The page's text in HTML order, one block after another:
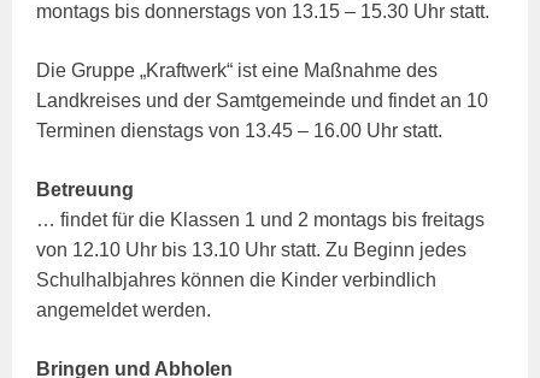
montags bis donnerstags von 13.15 – 15.30 Uhr statt.
Die Gruppe „Kraftwerk“ ist eine Maßnahme des
Landkreises und der Samtgemeinde und findet an 10
Terminen dienstags von 13.45 – 16.00 Uhr statt.
Betreuung
… findet für die Klassen 1 und 2 montags bis freitags
von 12.10 Uhr bis 13.10 Uhr statt. Zu Beginn jedes
Schulhalbjahres können die Kinder verbindlich
angemeldet werden.
Bringen und Abholen